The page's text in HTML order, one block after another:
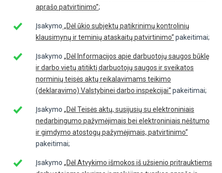
aprašo patvirtinimo”;
Įsakymo „Dėl ūkio subjektų patikrinimų kontrolinių
klausimynų ir teminių ataskaitų patvirtinimo“pakeitimai;
Įsakymo „Dėl Informacijos apie darbuotojų saugos būklę
ir darbo vietų atitiktį darbuotojų saugos ir sveikatos
norminių teisės aktų reikalavimams teikimo
(deklaravimo) Valstybinei darbo inspekcijai“pakeitimai;
Įsakymo „Dėl Teisės aktų, susijusių su elektroniniais
nedarbingumo pažymėjimais bei elektroniniais nėštumo
ir gimdymo atostogų pažymėjimais, patvirtinimo“
pakeitimai;
Įsakymo „Dėl Atvykimo išmokos iš užsienio pritrauktiems